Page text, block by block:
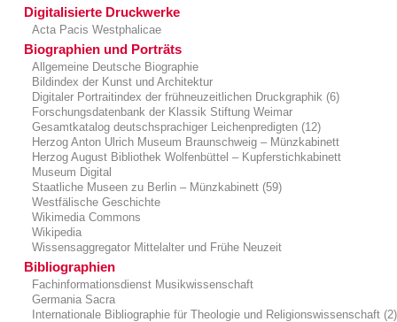
Digitalisierte Druckwerke
Acta Pacis Westphalicae
Biographien und Porträts
Allgemeine Deutsche Biographie
Bildindex der Kunst und Architektur
Digitaler Portraitindex der frühneuzeitlichen Druckgraphik (6)
Forschungsdatenbank der Klassik Stiftung Weimar
Gesamtkatalog deutschsprachiger Leichenpredigten (12)
Herzog Anton Ulrich Museum Braunschweig – Münzkabinett
Herzog August Bibliothek Wolfenbüttel – Kupferstichkabinett
Museum Digital
Staatliche Museen zu Berlin – Münzkabinett (59)
Westfälische Geschichte
Wikimedia Commons
Wikipedia
Wissensaggregator Mittelalter und Frühe Neuzeit
Bibliographien
Fachinformationsdienst Musikwissenschaft
Germania Sacra
Internationale Bibliographie für Theologie und Religionswissenschaft (2)